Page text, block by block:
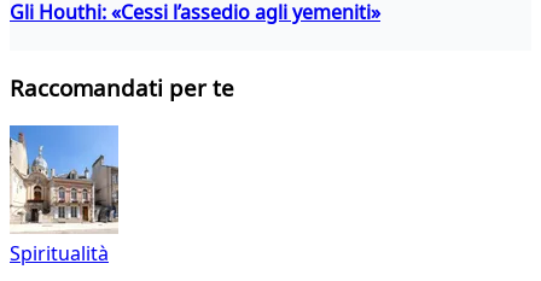
Gli Houthi: «Cessi l’assedio agli yemeniti»
Raccomandati per te
Spiritualità